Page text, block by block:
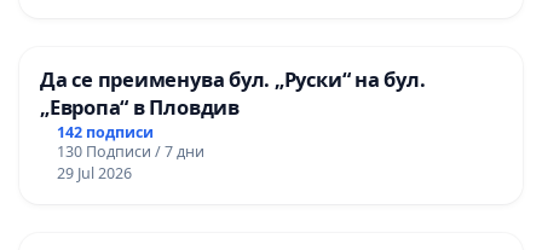
Да се преименува бул. „Руски“ на бул.
„Европа“ в Пловдив
142 подписи
130 Подписи / 7 дни
29 Jul 2026